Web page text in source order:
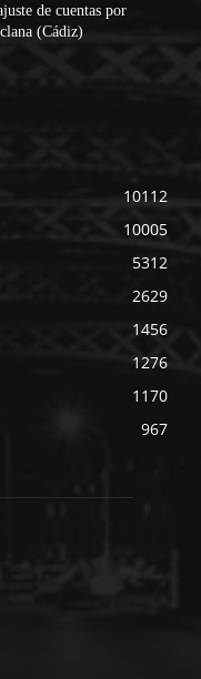
de cuentas por
(Cádiz)
10112
10005
5312
2629
1456
1276
1170
967